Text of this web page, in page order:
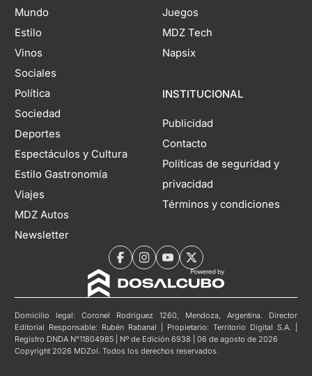
Mundo
Estilo
Vinos
Sociales
Política
Sociedad
Deportes
Espectáculos y Cultura
Estilo Gastronomía
Viajes
MDZ Autos
Newsletter
Juegos
MDZ Tech
Napsix
INSTITUCIONAL
Publicidad
Contacto
Políticas de seguridad y
privacidad
Términos y condiciones
Domicilio legal: Coronel Rodríguez 1260, Mendoza, Argentina. Director
Editorial Responsable: Rubén Rabanal | Propietario: Territorio Digital S.A. |
Registro DNDA N°11804985 | Nº de Edición 6938 | 06 de agosto de 2026
Copyright 2026 MDZol. Todos los derechos reservados.